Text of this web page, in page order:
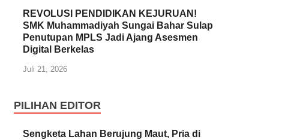
REVOLUSI PENDIDIKAN KEJURUAN!
SMK Muhammadiyah Sungai Bahar Sulap
Penutupan MPLS Jadi Ajang Asesmen
Digital Berkelas
Juli 21, 2026
PILIHAN EDITOR
Sengketa Lahan Berujung Maut, Pria di